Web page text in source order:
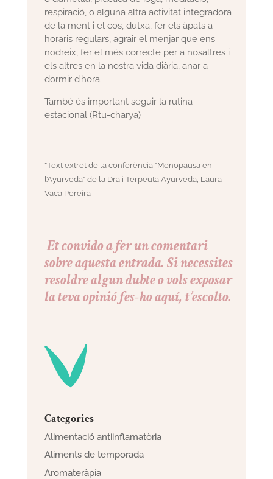
respiració, o alguna altra activitat integradora
de la ment i el cos, dutxa, fer els àpats a
horaris regulars, agrair el menjar que ens
nodreix, fer el més correcte per a nosaltres i
els altres en la nostra vida diària, anar a
dormir d’hora.
També és important seguir la rutina
estacional (Rtu-charya)
*Text extret de la conferència “Menopausa en
l’Ayurveda” de la Dra i Terpeuta Ayurveda, Laura
Vaca Pereira
Et convido a fer un comentari
sobre aquesta entrada. Si necessites
resoldre algun dubte o vols exposar
la teva opinió fes-ho aquí, t’escolto.
Categories
Alimentació antiinflamatòria
Aliments de temporada
Aromateràpia